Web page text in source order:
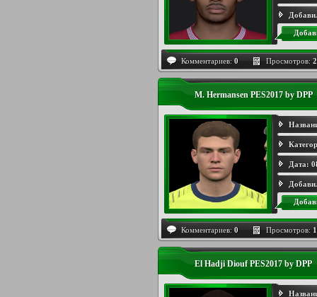
Комментариев: 0 Просмотров:
M. Hermansen PES2017 by DPP
Дата:
Комментариев: 0 Просмотров:
El Hadji Diouf PES2017 by DPP